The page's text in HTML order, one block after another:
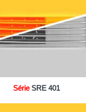
Série SRE 401